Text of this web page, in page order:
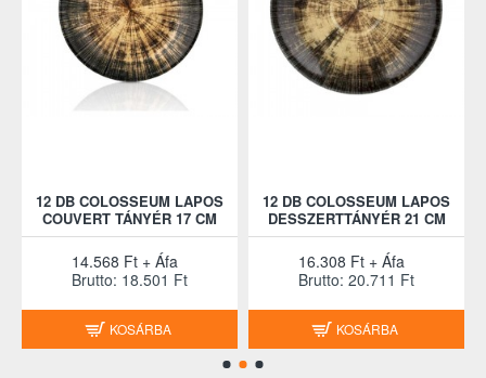
12 DB COLOSSEUM LAPOS
COUVERT TÁNYÉR 17 CM
14.568 Ft + Áfa
Brutto: 18.501 Ft
KOSÁRBA
12 DB COLOSSEUM LAPOS
DESSZERTTÁNYÉR 21 CM
16.308 Ft + Áfa
Brutto: 20.711 Ft
KOSÁRBA